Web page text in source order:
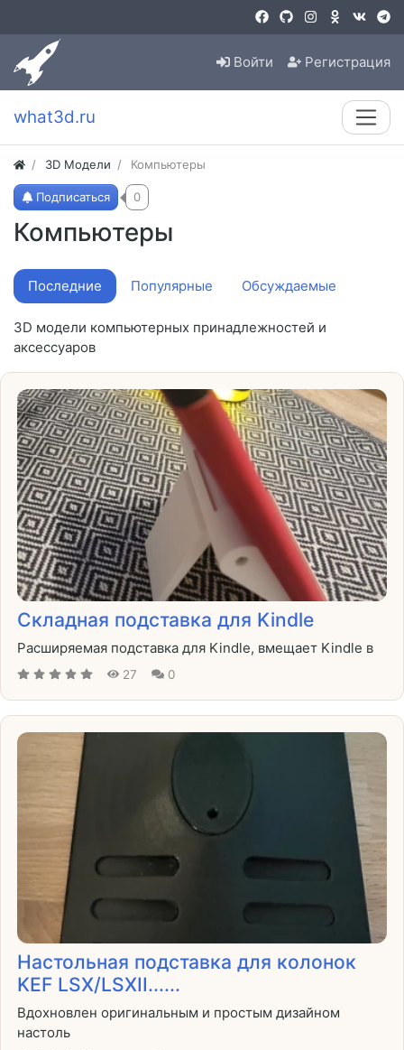
Войти Регистрация
what3d.ru
3D Модели Компьютеры
Компьютеры
Подписаться 0
Последние Популярные Обсуждаемые
3D модели компьютерных принадлежностей и
аксессуаров
Складная подставка для Kindle
Расширяемая подставка для Kindle, вмещает Kindle в
27 0
Настольная подставка для колонок
KEF LSX/LSXII......
Вдохновлен оригинальным и простым дизайном
настоль